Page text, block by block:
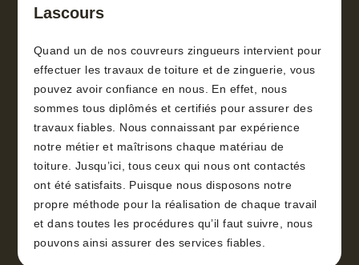
Lascours
Quand un de nos couvreurs zingueurs intervient pour
effectuer les travaux de toiture et de zinguerie, vous
pouvez avoir confiance en nous. En effet, nous
sommes tous diplômés et certifiés pour assurer des
travaux fiables. Nous connaissant par expérience
notre métier et maîtrisons chaque matériau de
toiture. Jusqu’ici, tous ceux qui nous ont contactés
ont été satisfaits. Puisque nous disposons notre
propre méthode pour la réalisation de chaque travail
et dans toutes les procédures qu’il faut suivre, nous
pouvons ainsi assurer des services fiables.